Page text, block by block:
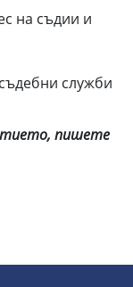
на съдии и
служби
пишете